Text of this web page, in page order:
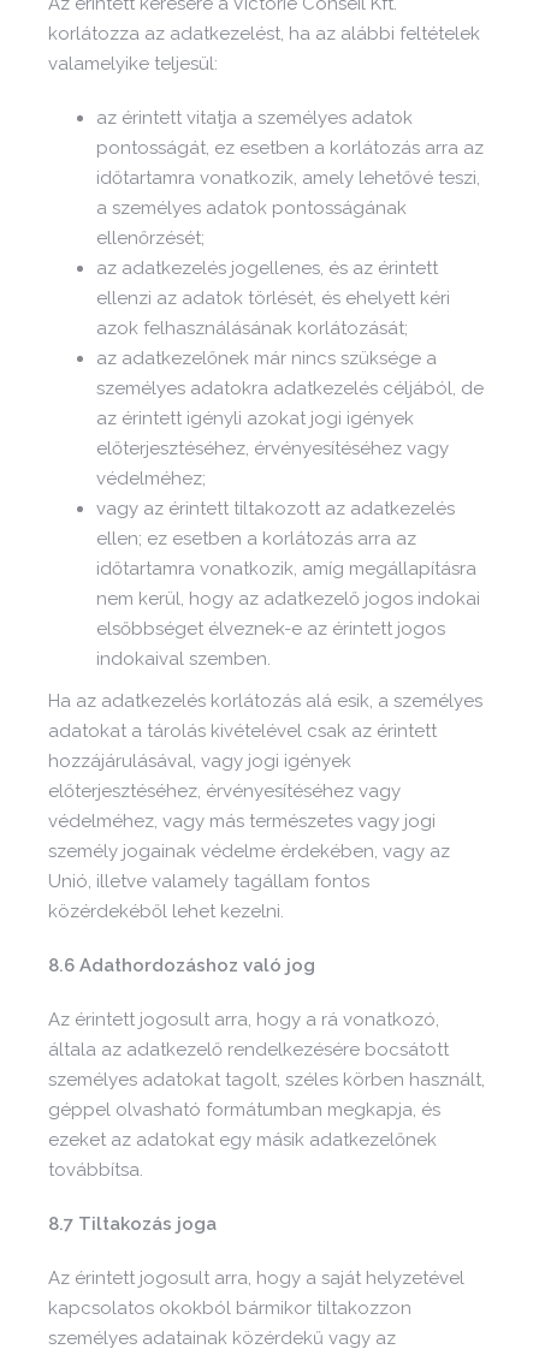
korlátozza az adatkezelést, ha az alábbi feltételek
valamelyike teljesül:
az érintett vitatja a személyes adatok
pontosságát, ez esetben a korlátozás arra az
időtartamra vonatkozik, amely lehetővé teszi,
a személyes adatok pontosságának
ellenőrzését;
az adatkezelés jogellenes, és az érintett
ellenzi az adatok törlését, és ehelyett kéri
azok felhasználásának korlátozását;
az adatkezelőnek már nincs szüksége a
személyes adatokra adatkezelés céljából, de
az érintett igényli azokat jogi igények
előterjesztéséhez, érvényesítéséhez vagy
védelméhez;
vagy az érintett tiltakozott az adatkezelés
ellen; ez esetben a korlátozás arra az
időtartamra vonatkozik, amíg megállapításra
nem kerül, hogy az adatkezelő jogos indokai
elsőbbséget élveznek-e az érintett jogos
indokaival szemben.
Ha az adatkezelés korlátozás alá esik, a személyes
adatokat a tárolás kivételével csak az érintett
hozzájárulásával, vagy jogi igények
előterjesztéséhez, érvényesítéséhez vagy
védelméhez, vagy más természetes vagy jogi
személy jogainak védelme érdekében, vagy az
Unió, illetve valamely tagállam fontos
közérdekéből lehet kezelni.
8.6 Adathordozáshoz való jog
Az érintett jogosult arra, hogy a rá vonatkozó,
általa az adatkezelő rendelkezésére bocsátott
személyes adatokat tagolt, széles körben használt,
géppel olvasható formátumban megkapja, és
ezeket az adatokat egy másik adatkezelőnek
továbbítsa.
8.7 Tiltakozás joga
Az érintett jogosult arra, hogy a saját helyzetével
kapcsolatos okokból bármikor tiltakozzon
személyes adatainak közérdekű vagy az